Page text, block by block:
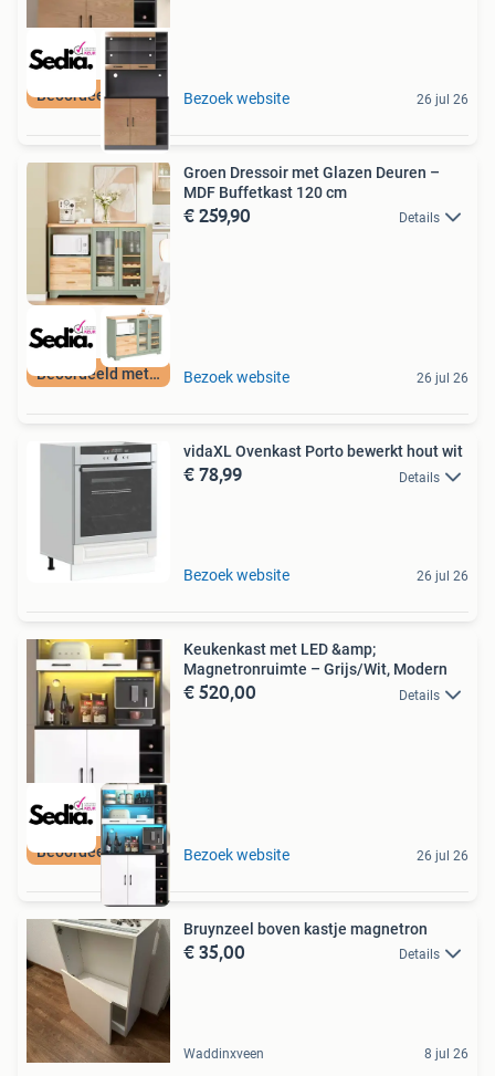
Beoordeeld met 9+ Bezoek website 26 jul 26
Beoordeeld met 9+
Groen Dressoir met Glazen Deuren –
MDF Buffetkast 120 cm
€ 259,90 Details
Bezoek website 26 jul 26
vidaXL Ovenkast Porto bewerkt hout wit
€ 78,99 Details
Bezoek website 26 jul 26
Beoordeeld met 9+
Keukenkast met LED &amp;
Magnetronruimte – Grijs/Wit, Modern
€ 520,00 Details
Bezoek website 26 jul 26
Bruynzeel boven kastje magnetron
€ 35,00 Details
Waddinxveen 8 jul 26